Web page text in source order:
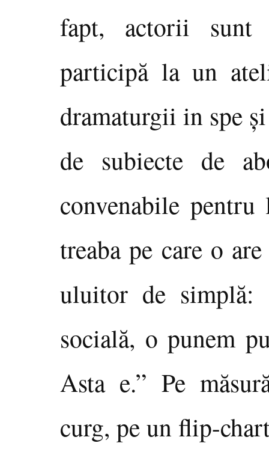
fapt, actorii sunt
participă la un
dramaturgii in spe
de subiecte de
convenabile
treaba pe care o
uluitor de simplă:
socială, o punem
Asta e.” Pe
curg, pe un flip-